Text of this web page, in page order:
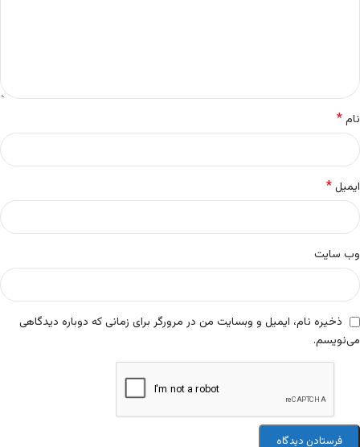
نام*
ایمیل*
وب‌ سایت
ذخیره نام، ایمیل و وبسایت من در مرورگر برای زمانی که دوباره دیدگاهی
می‌نویسم.